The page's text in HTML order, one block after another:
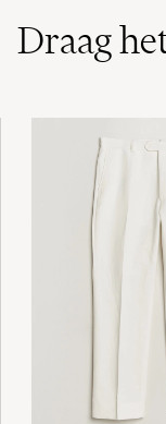
Draag